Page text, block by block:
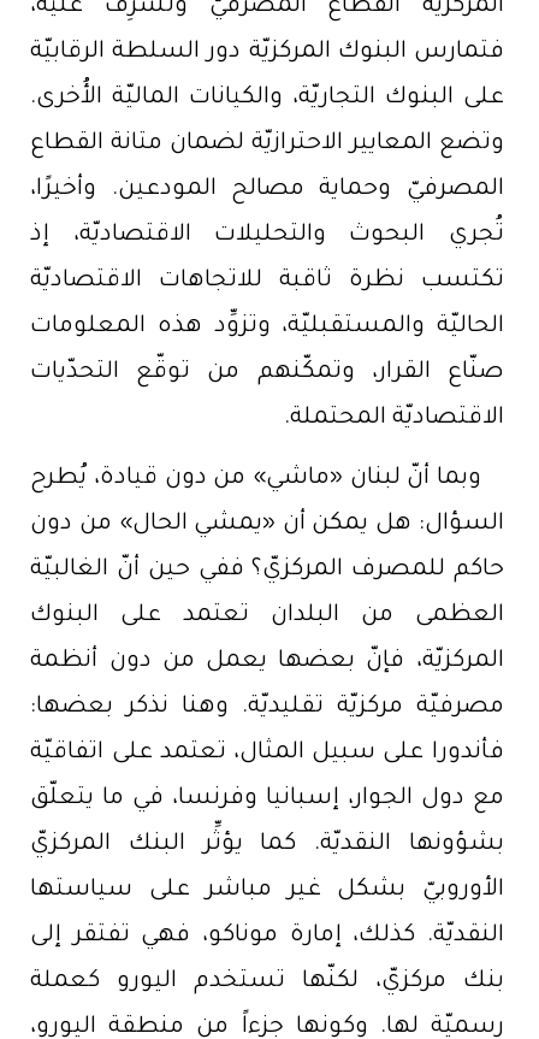
المركزيّة القطاع المصرفيّ وتُشرِف عليه،
فتمارس البنوك المركزيّة دور السلطة الرقابيّة
على البنوك التجاريّة، والكيانات الماليّة الأُخرى.
وتضع المعايير الاحترازيّة لضمان متانة القطاع
المصرفيّ وحماية مصالح المودعين. وأخيرًا،
تُجري البحوث والتحليلات الاقتصاديّة، إذ
تكتسب نظرة ثاقبة للاتجاهات الاقتصاديّة
الحاليّة والمستقبليّة، وتزوِّد هذه المعلومات
صنّاع القرار، وتمكّنهم من توقّع التحدّيات
الاقتصاديّة المحتملة.
وبما أنّ لبنان «ماشي» من دون قيادة، يُطرح
السؤال: هل يمكن أن «يمشي الحال» من دون
حاكم للمصرف المركزيّ؟ ففي حين أنّ الغالبيّة
العظمى من البلدان تعتمد على البنوك
المركزيّة، فإنّ بعضها يعمل من دون أنظمة
مصرفيّة مركزيّة تقليديّة. وهنا نذكر بعضها:
فأندورا على سبيل المثال، تعتمد على اتفاقيّة
مع دول الجوار، إسبانيا وفرنسا، في ما يتعلّق
بشؤونها النقديّة. كما يؤثِّر البنك المركزيّ
الأوروبيّ بشكل غير مباشر على سياستها
النقديّة. كذلك، إمارة موناكو، فهي تفتقر إلى
بنك مركزيّ، لكنّها تستخدم اليورو كعملة
رسميّة لها. وكونها جزءاً من منطقة اليورو،